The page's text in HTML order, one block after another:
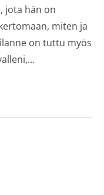
jota hän on
miten ja
on tuttu myös